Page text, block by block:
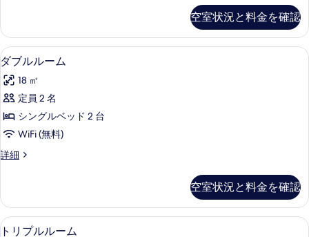
る
様
利
用)
の
す
べ
て
の
を
表
ー
ム
(1
名
様
利
の
詳
空室状況と料金を確認
ダ
ブ
ル
ル
ー
ム
の
べ
て
の
羽毛の掛け布団、ミニバー、セーフ
19
ダブルルーム
18 ㎡
定員 2 名
シングルベッド 2 台
WiFi (無料)
詳細
ダ
ー
ム
の
空室状況と料金を確認
ト
トリプルルーム | 羽毛の掛け布団、
6
トリプルルーム